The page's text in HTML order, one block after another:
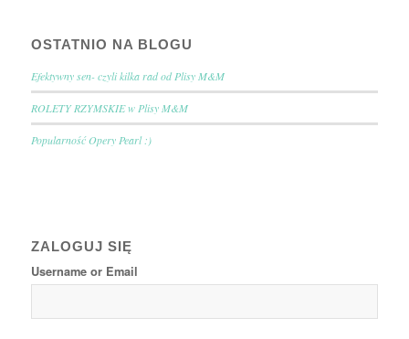
OSTATNIO NA BLOGU
Efektywny sen- czyli kilka rad od Plisy M&M
ROLETY RZYMSKIE w Plisy M&M
Popularność Opery Pearl :)
ZALOGUJ SIĘ
Username or Email